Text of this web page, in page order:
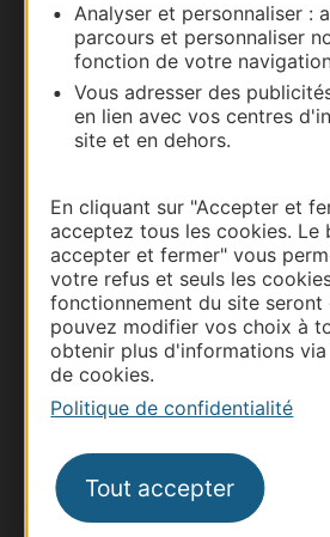
Analyser et personnaliser :
parcours et personnaliser
fonction de votre
Vous adresser des
en lien avec vos centres
site et en dehors.
En cliquant sur "Accepter et
acceptez tous les cookies. Le
accepter et fermer" vous
votre refus et seuls les
fonctionnement du site seront
pouvez modifier vos choix à
obtenir plus d'informations
de cookies.
Politique de confidentialité
Tout accepter
Carte interactive
Documentation
Thermalisme
Business/Mice
Site presse et d'influence
Voyagistes